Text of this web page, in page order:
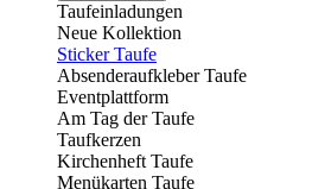
Taufeinladungen
Neue Kollektion
Sticker Taufe
Absenderaufkleber Taufe
Eventplattform
Am Tag der Taufe
Taufkerzen
Kirchenheft Taufe
Menükarten Taufe